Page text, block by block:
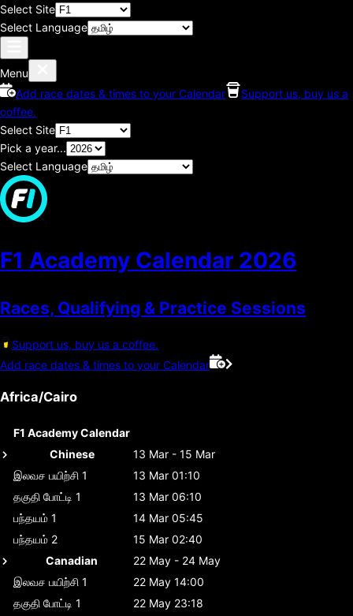
Select Site
Select Language
Menu
Add race dates & times to your Calendar
Support us, buy us a
coffee.
Select Site
Pick a year...
Select Language
F1 Academy Calendar 2026
Races, Qualifying & Practice Sessions
Support us, buy us a coffee.
Add race dates & times to your Calendar
Africa/Cairo
F1 Academy Calendar
Chinese
13 Mar - 15 Mar
இலவச பயிற்சி 1
13 Mar 01:10
தகுதி போட்டி 1
13 Mar 06:10
பந்தயம் 1
14 Mar 05:45
பந்தயம் 2
15 Mar 02:40
Canadian
22 May - 24 May
இலவச பயிற்சி 1
22 May 14:00
தகுதி போட்டி 1
22 May 23:18